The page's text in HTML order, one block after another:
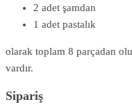
2 adet şamdan
1 adet pastalık
olarak toplam 8 parçadan
vardır.
Sipariş